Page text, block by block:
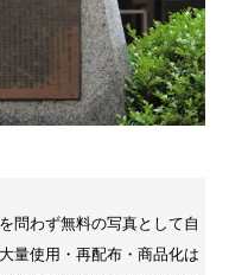
問わず無料の写真として自
量使用・再配布・商品化は